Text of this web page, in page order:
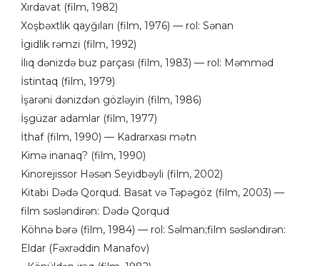
Xırdavat (film, 1982)
Xoşbəxtlik qayğıları (film, 1976) — rol: Sənan
İgidlik rəmzi (film, 1992)
İlıq dənizdə buz parçası (film, 1983) — rol: Məmməd
İstintaq (film, 1979)
İşarəni dənizdən gözləyin (film, 1986)
İşgüzar adamlar (film, 1977)
İthaf (film, 1990) — Kadrarxası mətn
Kimə inanaq? (film, 1990)
Kinorejissor Həsən Seyidbəyli (film, 2002)
Kitabi Dədə Qorqud. Basat və Təpəgöz (film, 2003) —
film səsləndirən: Dədə Qorqud
Köhnə bərə (film, 1984) — rol: Səlman;film səsləndirən:
Eldar (Fəxrəddin Manafov)